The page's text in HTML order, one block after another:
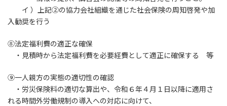
イ ）上記②の協力会社組織を通じた社会保険の周知啓発や加
入勧奨を行う
⑧法定福利費の適正な確保
・見積時から法定福利費を必要経費として適正に確保する 等
⑨一人親方の実態の適切性の確認
・労災保険料の適切な算出や、令和６年４月１日以降に適用さ
れる時間外労働規制の導入への対応に向けて、